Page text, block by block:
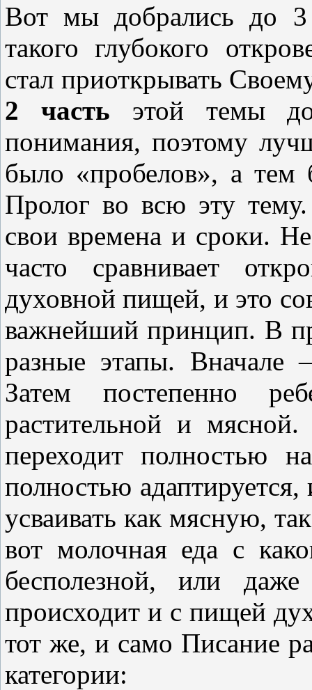
Вот мы добрались до 3
такого глубокого
стал приоткрывать
2 часть этой темы
понимания, поэтому
было «пробелов», а тем
Пролог во всю эту
свои времена и сроки.
часто сравнивает
духовной пищей, и это
важнейший принцип. В
разные этапы.
Затем постепенно
растительной и
переходит полностью
полностью
усваивать как мясную,
вот молочная еда с
бесполезной, или
происходит и с пищей
тот же, и само Писание
категории: